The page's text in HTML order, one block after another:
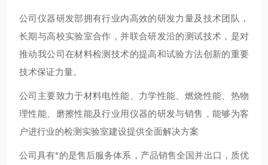
公司仪器研发部拥有行业内高效的研发力量及技术团队，
长期与高校实验室合作，并联合研发沿的测试技术，是对
推动我公司在材料检测技术的提高和试验方法创新的重要
技术保证力量。
公司主要致力于材料电性能、力学性能、燃烧性能、热物
理性能、磨擦性能及行业用仪器的研发与销售，能够为客
户进行业的检测实验室建设提供全面解决方案
公司具有*的是售后服务体系，产品销售全国并出口，质优